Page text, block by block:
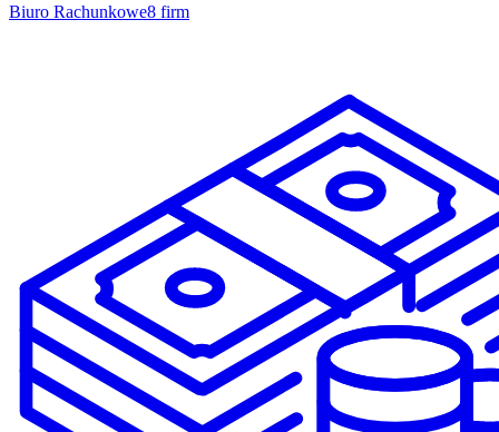
Biuro Rachunkowe8 firm